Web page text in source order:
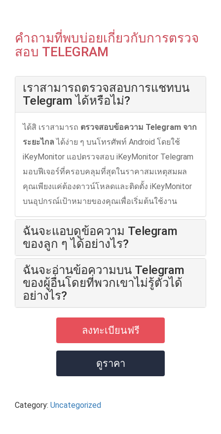
คําถามที่พบบ่อยเกี่ยวกับการตรวจ
สอบ TELEGRAM
เราสามารถตรวจสอบการแชทบน
Telegram ได้หรือไม่?
ได้สิ เราสามารถ ตรวจสอบข้อความ Telegram จาก
ระยะไกล ได้ง่าย ๆ บนโทรศัพท์ Android โดยใช้
iKeyMonitor แอปตรวจสอบ iKeyMonitor Telegram
มอบฟีเจอร์ที่ครอบคลุมที่สุดในราคาสมเหตุสมผล
คุณเพียงแค่ต้องดาวน์โหลดและติดตั้ง iKeyMonitor
บนอุปกรณ์เป้าหมายของคุณเพื่อเริ่มต้นใช้งาน
ฉันจะแอบดูข้อความ Telegram
ของลูก ๆ ได้อย่างไร?
ฉันจะอ่านข้อความบน Telegram
ของผู้อื่นโดยที่พวกเขาไม่รู้ตัวได้
อย่างไร?
ลงทะเบียนฟรี
ดูราคา
Category: Uncategorized